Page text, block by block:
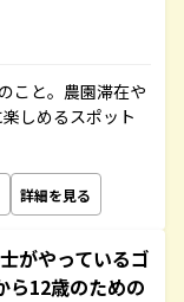
こと。農園滞在や
しめるスポット
詳細を見る
がやっているゴ
ら12歳のための